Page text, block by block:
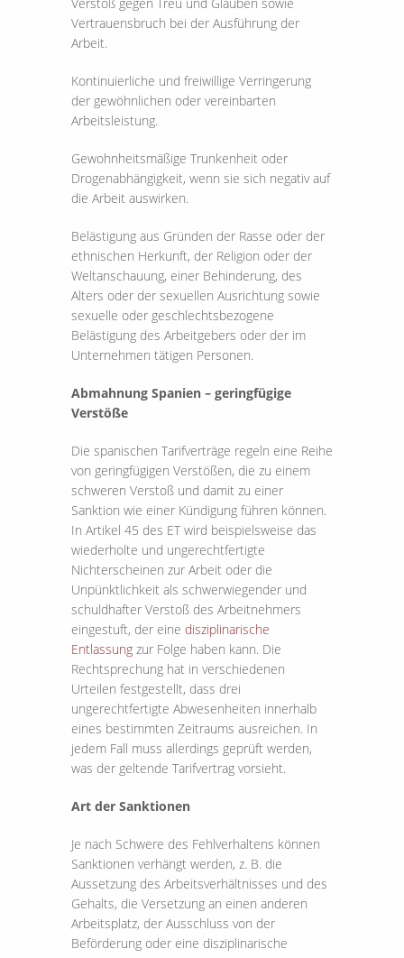
Vertrauensbruch bei der Ausführung der
Arbeit.
Kontinuierliche und freiwillige Verringerung
der gewöhnlichen oder vereinbarten
Arbeitsleistung.
Gewohnheitsmäßige Trunkenheit oder
Drogenabhängigkeit, wenn sie sich negativ auf
die Arbeit auswirken.
Belästigung aus Gründen der Rasse oder der
ethnischen Herkunft, der Religion oder der
Weltanschauung, einer Behinderung, des
Alters oder der sexuellen Ausrichtung sowie
sexuelle oder geschlechtsbezogene
Belästigung des Arbeitgebers oder der im
Unternehmen tätigen Personen.
Abmahnung Spanien – geringfügige
Verstöße
Die spanischen Tarifverträge regeln eine Reihe
von geringfügigen Verstößen, die zu einem
schweren Verstoß und damit zu einer
Sanktion wie einer Kündigung führen können.
In Artikel 45 des ET wird beispielsweise das
wiederholte und ungerechtfertigte
Nichterscheinen zur Arbeit oder die
Unpünktlichkeit als schwerwiegender und
schuldhafter Verstoß des Arbeitnehmers
eingestuft, der eine disziplinarische
Entlassung zur Folge haben kann. Die
Rechtsprechung hat in verschiedenen
Urteilen festgestellt, dass drei
ungerechtfertigte Abwesenheiten innerhalb
eines bestimmten Zeitraums ausreichen. In
jedem Fall muss allerdings geprüft werden,
was der geltende Tarifvertrag vorsieht.
Art der Sanktionen
Je nach Schwere des Fehlverhaltens können
Sanktionen verhängt werden, z. B. die
Aussetzung des Arbeitsverhältnisses und des
Gehalts, die Versetzung an einen anderen
Arbeitsplatz, der Ausschluss von der
Beförderung oder eine disziplinarische